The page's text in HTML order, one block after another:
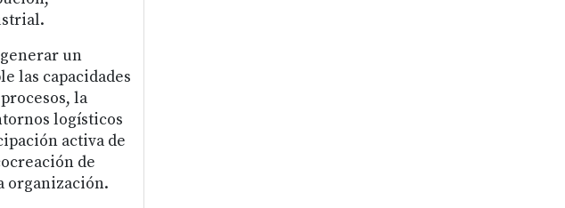
un
las capacidades
la
logísticos
activa de
de
organización.